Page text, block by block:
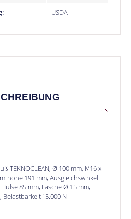
USDA
TEKNOCLEAN, Ø 100 mm, M16 x
191 mm, Ausgleichswinkel
85 mm, Lasche Ø 15 mm,
Belastbarkeit 15.000 N